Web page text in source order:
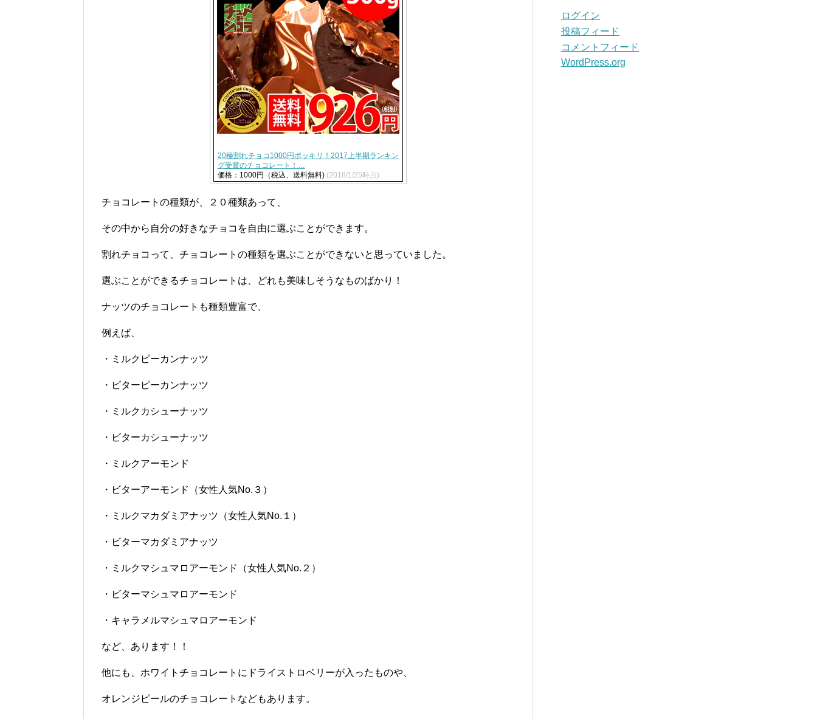
20種割れチョコ1000円ポッキリ！2017上半期ランキン
グ受賞のチョコレート！…
価格：1000円（税込、送料無料) (2018/1/25時点)
チョコレートの種類が、２０種類あって、
その中から自分の好きなチョコを自由に選ぶことができます。
割れチョコって、チョコレートの種類を選ぶことができないと思っていました。
選ぶことができるチョコレートは、どれも美味しそうなものばかり！
ナッツのチョコレートも種類豊富で、
例えば、
・ミルクピーカンナッツ
・ビターピーカンナッツ
・ミルクカシューナッツ
・ビターカシューナッツ
・ミルクアーモンド
・ビターアーモンド（女性人気No.３）
・ミルクマカダミアナッツ（女性人気No.１）
・ビターマカダミアナッツ
・ミルクマシュマロアーモンド（女性人気No.２）
・ビターマシュマロアーモンド
・キャラメルマシュマロアーモンド
など、あります！！
他にも、ホワイトチョコレートにドライストロベリーが入ったものや、
オレンジピールのチョコレートなどもあります。
ログイン
投稿フィード
コメントフィード
WordPress.org